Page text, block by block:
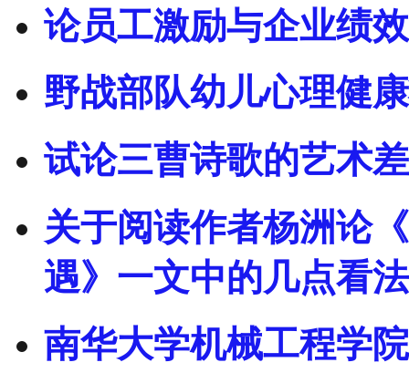
论员工激励与企业绩
野战部队幼儿心理健
试论三曹诗歌的艺术
关于阅读作者杨洲论
遇》一文中的几点看法
南华大学机械工程学